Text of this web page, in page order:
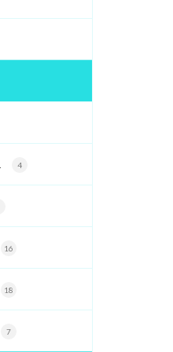
4
16
18
7